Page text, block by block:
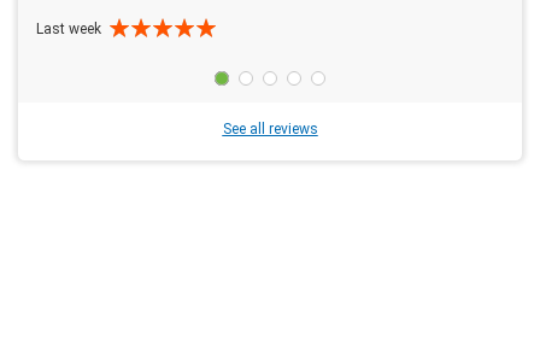
Last week
See all reviews